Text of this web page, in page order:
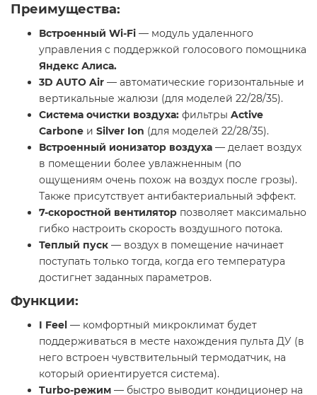
Преимущества:
Встроенный Wi-Fi — модуль удаленного
управления с поддержкой голосового помощника
Яндекс Алиса.
3D AUTO Air — автоматические горизонтальные и
вертикальные жалюзи (для моделей 22/28/35).
Система очистки воздуха: фильтры Active
Carbone и Silver Ion (для моделей 22/28/35).
Встроенный ионизатор воздуха — делает воздух
в помещении более увлажненным (по
ощущениям очень похож на воздух после грозы).
Также присутствует антибактериальный эффект.
7-скоростной вентилятор позволяет максимально
гибко настроить скорость воздушного потока.
Теплый пуск — воздух в помещение начинает
поступать только тогда, когда его температура
достигнет заданных параметров.
Функции:
I Feel — комфортный микроклимат будет
поддерживаться в месте нахождения пульта ДУ (в
него встроен чувствительный термодатчик, на
который ориентируется система).
Turbo-режим — быстро выводит кондиционер на